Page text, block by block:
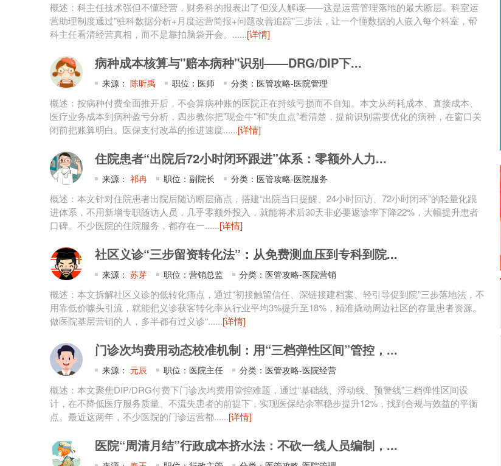
概述：科主任技术强但不懂经营，财务科的报表出了但没人解读——这是运营管理落地的最大断层。科室运
营助理制度通过"驻科数据分析+月度运营简报+问题改善追踪"三步法，让一个懂数据的人嵌入每个科室，帮
科主任看清经营真相，而不是靠拍脑袋开会。......[详情]
病种成本核算与"赔本病种"识别——DRG/DIP下...
来源： 陈昕禹 职位：医师 分类：医管攻略-医院管理
概述：按病种付费全面推开后，不会算病种账的医院正在持续亏损而不自知。本文从药耗成本、直接成本、
医疗业务成本到病种盈亏分析，四步教你把"现金牛"和"失血点"看清楚，提前识别需要优化的病种，在窗口关
闭前把账算明白。医保支付改革的推进速度......[详情]
住院患者“出院后72小时闭环跟进”体系：零额外人力...
来源： 祁冉 职位：副院长 分类：医管攻略-医院服务
概述：本文针对住院患者出院后随访断层痛点，搭建“出院当日提醒、24小时回访、72小时闭环”的轻量化跟
进体系，不用新增专职随访人员，几乎零额外投入，就能将术后30天非必要返诊率下降22%，大幅提升患者
口碑。不少医院的住院服务，都存在一......[详情]
社区义诊“三步留资转化法”：从免费测血压到专科到院...
来源： 苏芽 职位：营销总监 分类：医管攻略-医院营销
概述：本文拆解社区义诊的低转化痛点，通过“初接触留信任、深链接建档案、轻引导促到院”三步落地法，不
用靠低价噱头引流，就能把义诊获客转化率从行业平均3%提升至18%，精准撬动周边社区的存量患者资源。
做医院基层营销的人，多半都有过义诊“......[详情]
门诊次均费用动态校准机制：用“三档弹性区间”管控，...
来源： 元辰 职位：医院主任 分类：医管攻略-医院经营
概述：本文聚焦DIP/DRG付费下门诊次均费用管控难题，通过“基础线、浮动线、预警线”三档弹性区间设
计，在不降低医疗服务质量、不流失患者的前提下，实现医保结余率稳步提升12%，找到合规与效益的平衡
点。最近这两年，不少医院的门诊运营都......[详情]
医院“周清月结”行政成本挤水法：不砍一线人员编制，...